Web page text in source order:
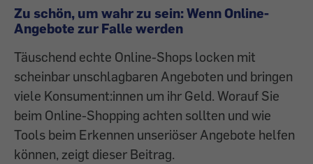
Zu schön, um wahr zu sein: Wenn Online-
Angebote zur Falle werden
Täuschend echte Online-Shops locken mit
scheinbar unschlagbaren Angeboten und bringen
viele Konsument:innen um ihr Geld. Worauf Sie
beim Online-Shopping achten sollten und wie
Tools beim Erkennen unseriöser Angebote helfen
können, zeigt dieser Beitrag.